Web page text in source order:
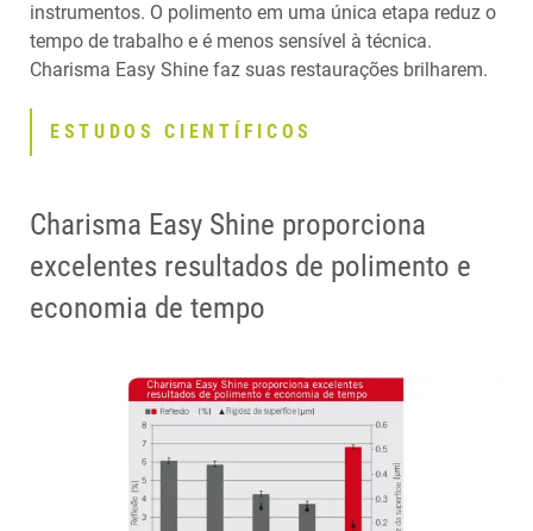
instrumentos. O polimento em uma única etapa reduz o
tempo de trabalho e é menos sensível à técnica.
Charisma Easy Shine faz suas restaurações brilharem.
ESTUDOS CIENTÍFICOS
Charisma Easy Shine proporciona
excelentes resultados de polimento e
economia de tempo